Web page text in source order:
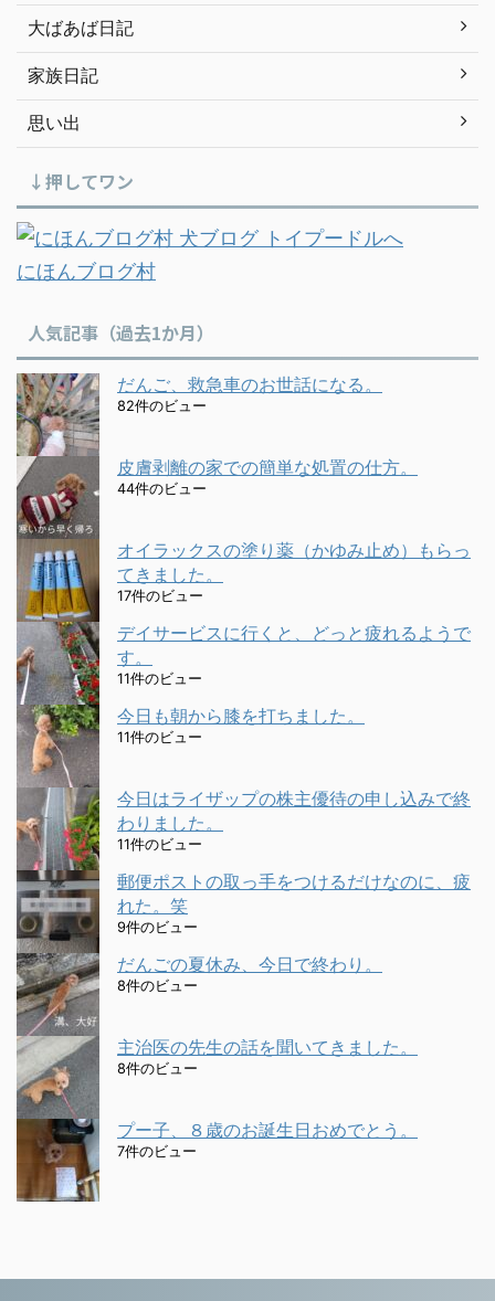
大ばあば日記
家族日記
思い出
↓押してワン
にほんブログ村
人気記事（過去1か月）
だんご、救急車のお世話になる。
82件のビュー
皮膚剥離の家での簡単な処置の仕方。
44件のビュー
オイラックスの塗り薬（かゆみ止め）もらっ
てきました。
17件のビュー
デイサービスに行くと、どっと疲れるようで
す。
11件のビュー
今日も朝から膝を打ちました。
11件のビュー
今日はライザップの株主優待の申し込みで終
わりました。
11件のビュー
郵便ポストの取っ手をつけるだけなのに、疲
れた。笑
9件のビュー
だんごの夏休み、今日で終わり。
8件のビュー
主治医の先生の話を聞いてきました。
8件のビュー
プー子、８歳のお誕生日おめでとう。
7件のビュー